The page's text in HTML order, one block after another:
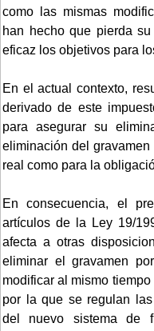
como las mismas
han hecho que pierda
eficaz los objetivos para
En el actual contexto,
derivado de este
para asegurar su
eliminación del
real como para la
En consecuencia, el
artículos de la Ley 19/
afecta a otras
eliminar el gravamen
modificar al mismo
por la que se regulan
del nuevo sistema de